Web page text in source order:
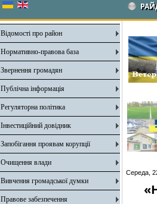
Відомості про район
Нормативно-правова база
Звернення громадян
Публічна інформація
Регуляторна політика
Інвестиційний довідник
Запобігання проявам корупції
Очищення влади
Вивчення громадської думки
Правове забезпечення
Середа,